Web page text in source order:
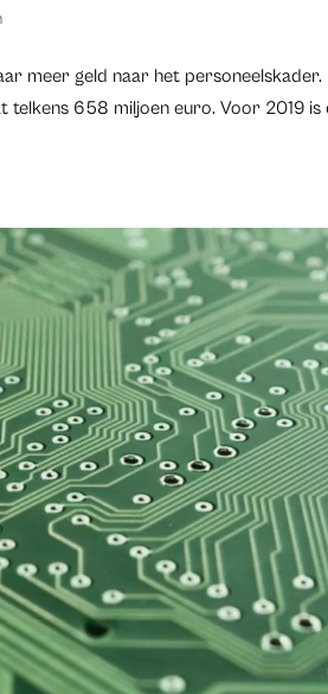
meer geld naar het
telkens 658 miljoen euro. Voor 2019